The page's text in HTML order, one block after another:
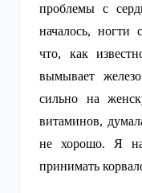
проблемы с
началось, ногти
что, как
вымывает
сильно на
витаминов,
не хорошо. Я
принимать